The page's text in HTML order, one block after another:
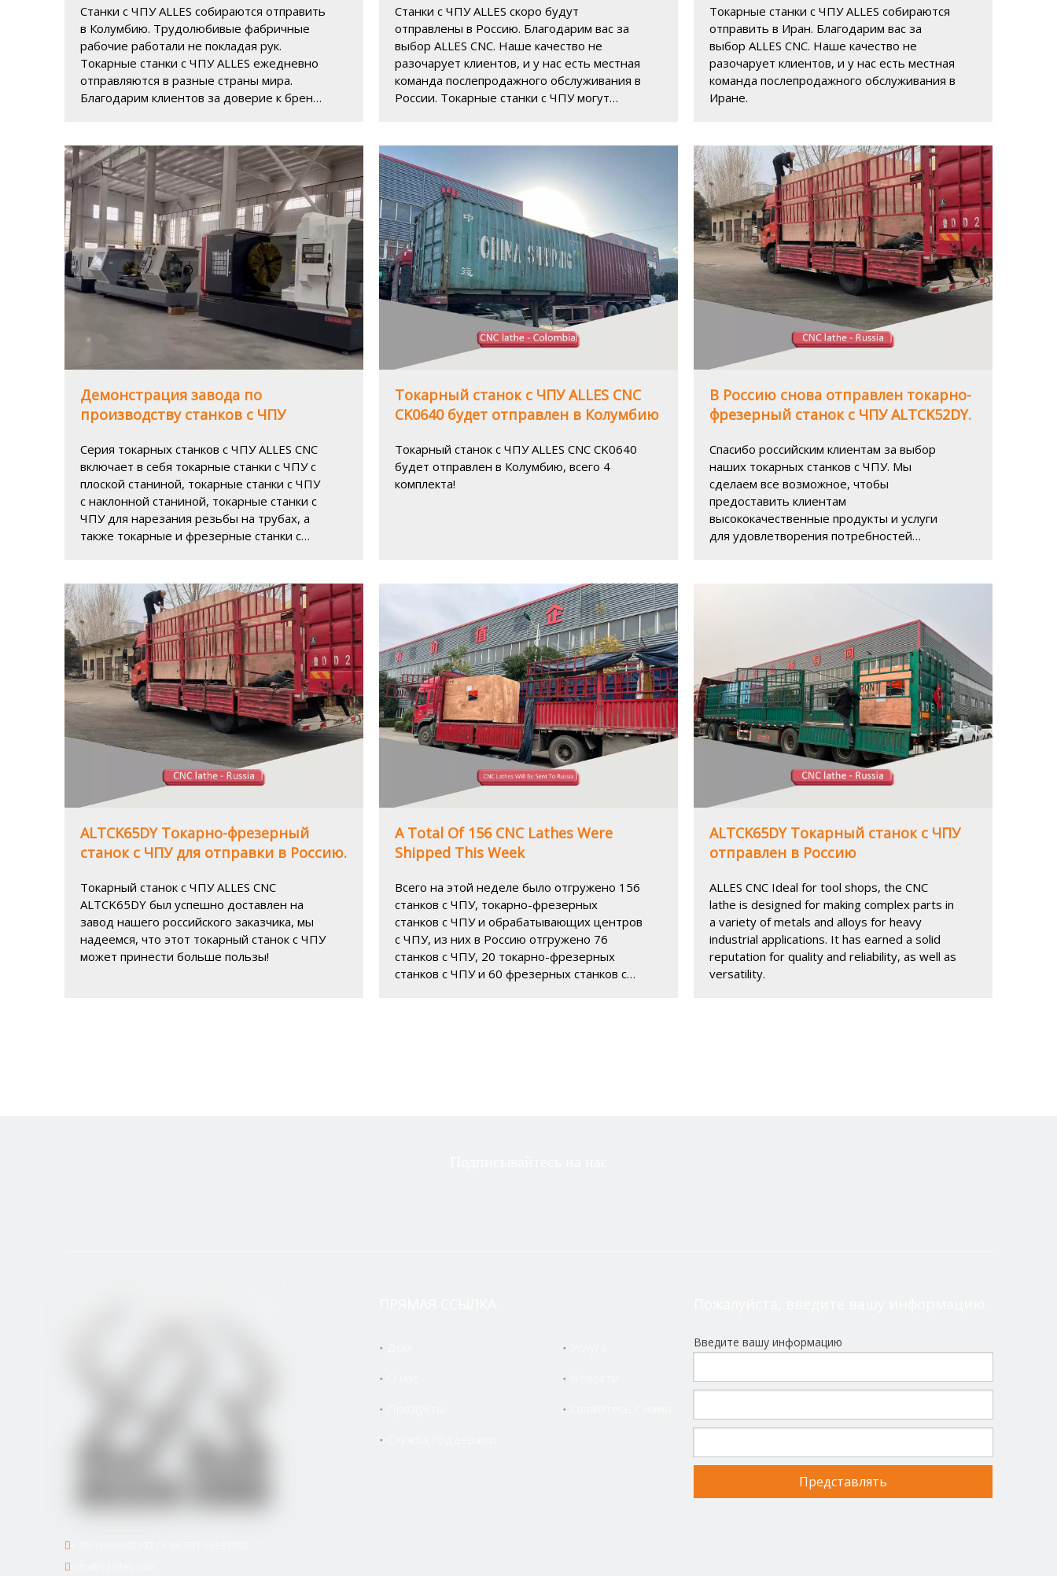
Станки с ЧПУ ALLES собираются отправить
в Колумбию. Трудолюбивые фабричные
рабочие работали не покладая рук.
Токарные станки с ЧПУ ALLES ежедневно
отправляются в разные страны мира.
Благодарим клиентов за доверие к бренду
Станки с ЧПУ ALLES скоро будут
отправлены в Россию. Благодарим вас за
выбор ALLES CNC. Наше качество не
разочарует клиентов, и у нас есть местная
команда послепродажного обслуживания в
России. Токарные станки с ЧПУ могут
Токарные станки с ЧПУ ALLES собираются
отправить в Иран. Благодарим вас за
выбор ALLES CNC. Наше качество не
разочарует клиентов, и у нас есть местная
команда послепродажного обслуживания в
Иране.
Демонстрация завода по
производству станков с ЧПУ
Серия токарных станков с ЧПУ ALLES CNC
включает в себя токарные станки с ЧПУ с
плоской станиной, токарные станки с ЧПУ
с наклонной станиной, токарные станки с
ЧПУ для нарезания резьбы на трубах, а
также токарные и фрезерные станки с
вертикальные обрабатывающие центры и
портальные фрезерные станки с ЧПУ.
Токарный станок с ЧПУ ALLES CNC
CK0640 будет отправлен в Колумбию
Токарный станок с ЧПУ ALLES CNC CK0640
будет отправлен в Колумбию, всего 4
комплекта!
В Россию снова отправлен токарно-
фрезерный станок с ЧПУ ALTCK52DY.
Спасибо российским клиентам за выбор
наших токарных станков с ЧПУ. Мы
сделаем все возможное, чтобы
предоставить клиентам
высококачественные продукты и услуги
для удовлетворения потребностей
ALTCK65DY Токарно-фрезерный
станок с ЧПУ для отправки в Россию.
Токарный станок с ЧПУ ALLES CNC
ALTCK65DY был успешно доставлен на
завод нашего российского заказчика, мы
надеемся, что этот токарный станок с ЧПУ
может принести больше пользы!
A Total Of 156 CNC Lathes Were
Shipped This Week
Всего на этой неделе было отгружено 156
станков с ЧПУ, токарно-фрезерных
станков с ЧПУ и обрабатывающих центров
с ЧПУ, из них в Россию отгружено 76
станков с ЧПУ, 20 токарно-фрезерных
станков с ЧПУ и 60 фрезерных станков с
ALTCK65DY Токарный станок с ЧПУ
отправлен в Россию
ALLES CNC Ideal for tool shops, the CNC
lathe is designed for making complex parts in
a variety of metals and alloys for heavy
industrial applications. It has earned a solid
reputation for quality and reliability, as well as
versatility.


Введите вашу информацию
Представлять